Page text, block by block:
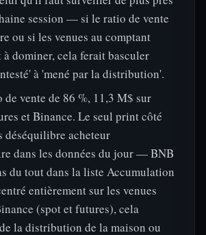
session — si le ratio de vente
ou si les venues au comptant
à dominer, cela ferait basculer
à 'mené par la distribution'.
vente de 86 %, 11,3 M$ sur
et Binance. Le seul print côté
déséquilibre acheteur
dans les données du jour — BNB
du tout dans la liste Accumulation
entièrement sur les venues
(spot et futures), cela
la distribution de la maison ou